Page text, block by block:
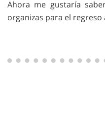
Ahora me gustaría
organizas para el regreso